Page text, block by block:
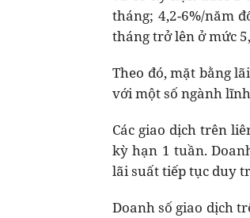
tháng; 4,2-6%/năm
tháng trở lên ở mức
Theo đó, mặt bằng
với một số ngành
Các giao dịch trên
kỳ hạn 1 tuần.
lãi suất tiếp tục duy
Doanh số giao dịch